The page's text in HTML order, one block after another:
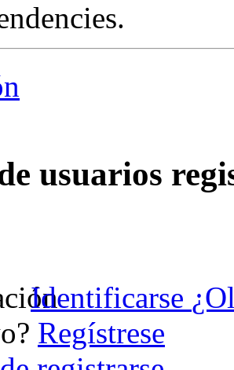
usuarios
Identificarse
Regístrese